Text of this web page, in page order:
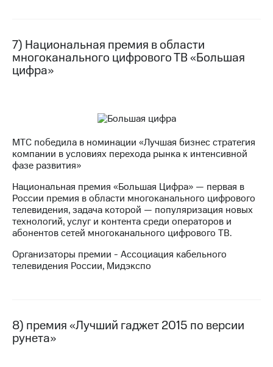
7) Национальная премия в области
многоканального цифрового ТВ «Большая
цифра»
МТС победила в номинации «Лучшая бизнес стратегия
компании в условиях перехода рынка к интенсивной
фазе развития»
Национальная премия «Большая Цифра» — первая в
России премия в области многоканального цифрового
телевидения, задача которой — популяризация новых
технологий, услуг и контента среди операторов и
абонентов сетей многоканального цифрового ТВ.
Организаторы премии - Ассоциация кабельного
телевидения России, Мидэкспо
8) премия «Лучший гаджет 2015 по версии
рунета»